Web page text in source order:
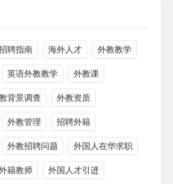
聘指南 海外人才 外教教学
英语外教教学 外教课
背景调查 外教资质
外教管理 招聘外籍
外教招聘问题 外国人在华求职
籍教师 外国人才引进